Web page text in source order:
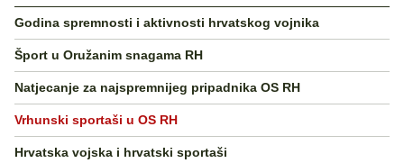
Godina spremnosti i aktivnosti hrvatskog vojnika
Šport u Oružanim snagama RH
Natjecanje za najspremnijeg pripadnika OS RH
Vrhunski sportaši u OS RH
Hrvatska vojska i hrvatski sportaši